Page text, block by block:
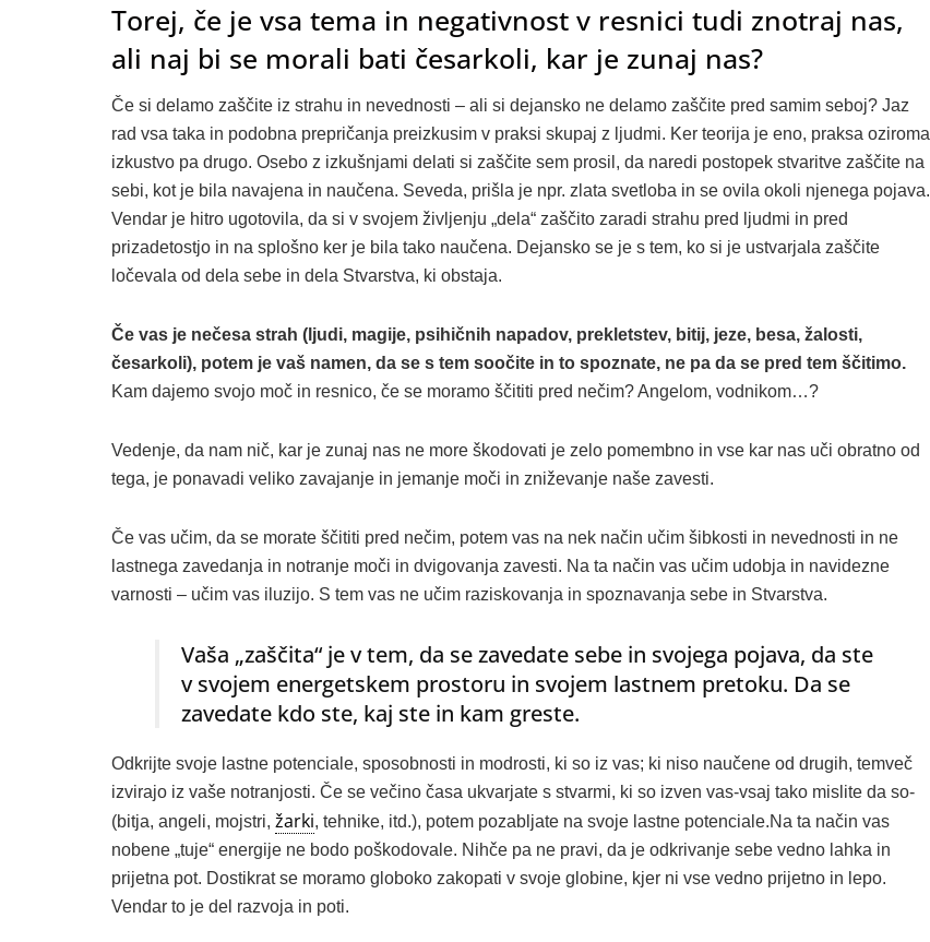
Torej, če je vsa tema in negativnost v resnici tudi znotraj nas,
ali naj bi se morali bati česarkoli, kar je zunaj nas?
Če si delamo zaščite iz strahu in nevednosti – ali si dejansko ne delamo zaščite pred samim seboj? Jaz
rad vsa taka in podobna prepričanja preizkusim v praksi skupaj z ljudmi. Ker teorija je eno, praksa oziroma
izkustvo pa drugo. Osebo z izkušnjami delati si zaščite sem prosil, da naredi postopek stvaritve zaščite na
sebi, kot je bila navajena in naučena. Seveda, prišla je npr. zlata svetloba in se ovila okoli njenega pojava.
Vendar je hitro ugotovila, da si v svojem življenju „dela“ zaščito zaradi strahu pred ljudmi in pred
prizadetostjo in na splošno ker je bila tako naučena. Dejansko se je s tem, ko si je ustvarjala zaščite
ločevala od dela sebe in dela Stvarstva, ki obstaja.
Če vas je nečesa strah (ljudi, magije, psihičnih napadov, prekletstev, bitij, jeze, besa, žalosti,
česarkoli), potem je vaš namen, da se s tem soočite in to spoznate, ne pa da se pred tem ščitimo.
Kam dajemo svojo moč in resnico, če se moramo ščititi pred nečim? Angelom, vodnikom…?
Vedenje, da nam nič, kar je zunaj nas ne more škodovati je zelo pomembno in vse kar nas uči obratno od
tega, je ponavadi veliko zavajanje in jemanje moči in zniževanje naše zavesti.
Če vas učim, da se morate ščititi pred nečim, potem vas na nek način učim šibkosti in nevednosti in ne
lastnega zavedanja in notranje moči in dvigovanja zavesti. Na ta način vas učim udobja in navidezne
varnosti – učim vas iluzijo. S tem vas ne učim raziskovanja in spoznavanja sebe in Stvarstva.
Vaša „zaščita“ je v tem, da se zavedate sebe in svojega pojava, da ste
v svojem energetskem prostoru in svojem lastnem pretoku. Da se
zavedate kdo ste, kaj ste in kam greste.
Odkrijte svoje lastne potenciale, sposobnosti in modrosti, ki so iz vas; ki niso naučene od drugih, temveč
izvirajo iz vaše notranjosti. Če se večino časa ukvarjate s stvarmi, ki so izven vas-vsaj tako mislite da so-
(bitja, angeli, mojstri, žarki, tehnike, itd.), potem pozabljate na svoje lastne potenciale.Na ta način vas
nobene „tuje“ energije ne bodo poškodovale. Nihče pa ne pravi, da je odkrivanje sebe vedno lahka in
prijetna pot. Dostikrat se moramo globoko zakopati v svoje globine, kjer ni vse vedno prijetno in lepo.
Vendar to je del razvoja in poti.